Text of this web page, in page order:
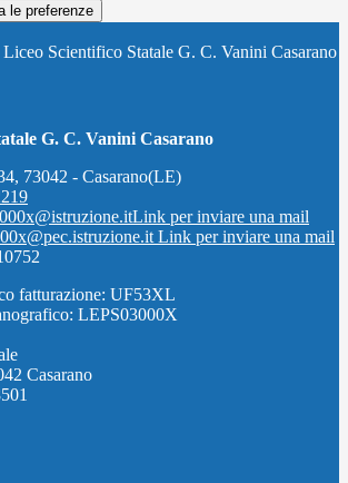
le preferenze
Liceo Scientifico Statale G. C. Vanini Casarano
G. C. Vanini Casarano
73042 - Casarano(LE)
Link per inviare una mail
Link per inviare una mail
fatturazione: UF53XL
LEPS03000X
Casarano